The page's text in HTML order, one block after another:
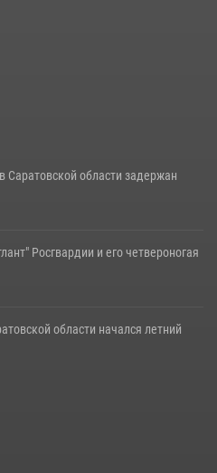
Саратовской области задержан
Росгвардии и его четвероногая
области начался летний